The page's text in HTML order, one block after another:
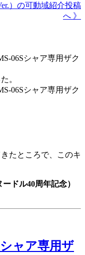
）の可動域紹介投稿
へ 》
。
たところで、このキ
ドル40周年記念）
ャア専用ザ